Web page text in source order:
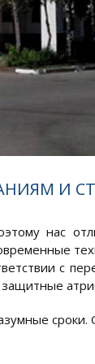
И
нас
с
защитные